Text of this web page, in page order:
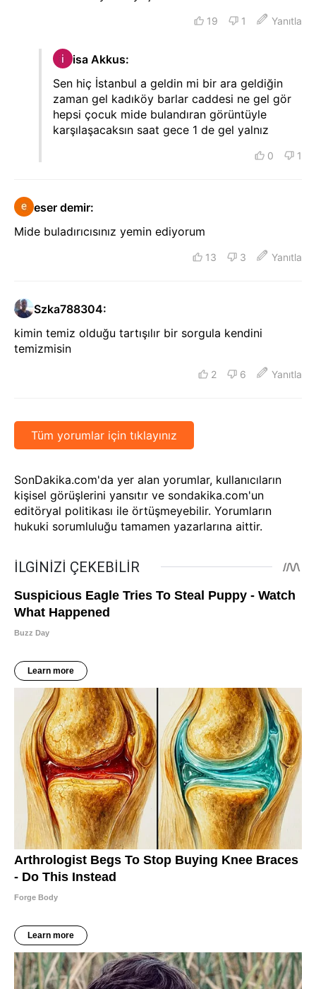
19 1 Yanıtla
isa Akkus:
Sen hiç İstanbul a geldin mi bir ara geldiğin
zaman gel kadıköy barlar caddesi ne gel gör
hepsi çocuk mide bulandıran görüntüyle
karşılaşacaksın saat gece 1 de gel yalnız
0 1
eser demir:
Mide buladırıcısınız yemin ediyorum
13 3 Yanıtla
Szka788304:
kimin temiz olduğu tartışılır bir sorgula kendini
temizmisin
2 6 Yanıtla
Tüm yorumlar için tıklayınız
SonDakika.com'da yer alan yorumlar, kullanıcıların
kişisel görüşlerini yansıtır ve sondakika.com'un
editöryal politikası ile örtüşmeyebilir. Yorumların
hukuki sorumluluğu tamamen yazarlarına aittir.